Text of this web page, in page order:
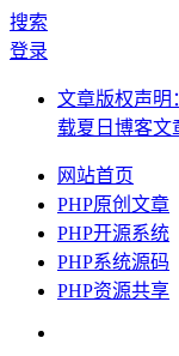
搜索
登录
文章版权声明
载夏日博客文
网站首页
PHP原创文章
PHP开源系统
PHP系统源码
PHP资源共享